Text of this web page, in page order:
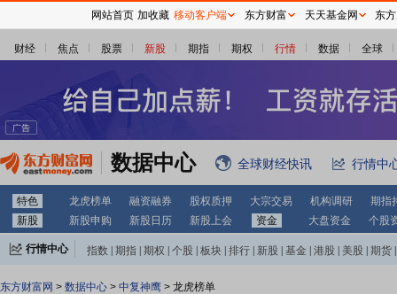
财经 焦点 股票 新股 期指 期权 行情 数据 全球
数据中心 全球财经快讯 行情中
特色 龙虎榜单 融资融券 股权质押 大宗交易 机构调研
期指
新股
新股申购 新股日历 新股上会 资金 大盘资金 个股
行情中心 指数 期指 期权 个股 板块 排行 新股 基金 港股 美股 期货
东方财富网 > 数据中心 > 中复神鹰 > 龙虎榜单
网站首页 加收藏 移动客户端 东方财富 天天基金网 东